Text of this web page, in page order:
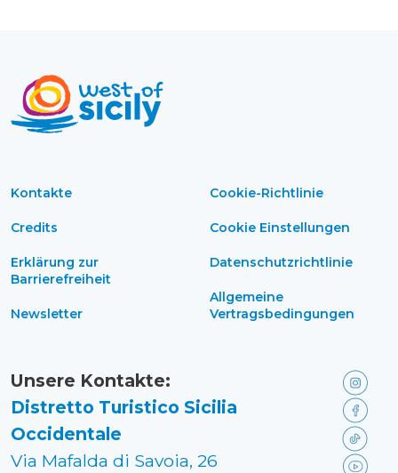
Kontakte
Credits
Erklärung zur
Barrierefreiheit
Newsletter
Cookie-Richtlinie
Cookie Einstellungen
Datenschutzrichtlinie
Allgemeine
Vertragsbedingungen
Unsere Kontakte:
Distretto Turistico Sicilia
Occidentale
Via Mafalda di Savoia, 26